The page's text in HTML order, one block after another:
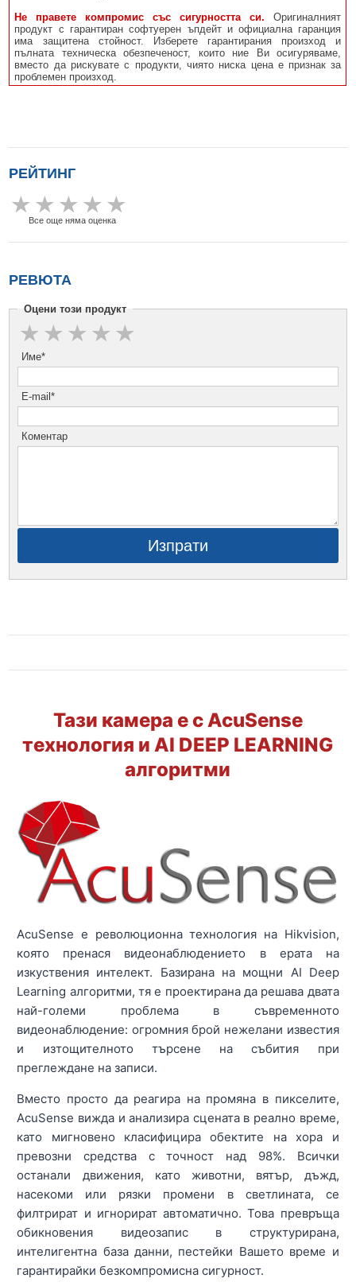
Не правете компромис със сигурността си. Оригиналният
продукт с гарантиран софтуерен ъпдейт и официална гаранция
има защитена стойност. Изберете гарантирания произход и
пълната техническа обезпеченост, които ние Ви осигуряваме,
вместо да рискувате с продукти, чиято ниска цена е признак за
проблемен произход.
РЕЙТИНГ
Все още няма оценка
РЕВЮТА
Оцени този продукт
Име*
E-mail*
Коментар
Изпрати
Тази камера е с AcuSense
технология и AI DEEP LEARNING
алгоритми
AcuSense е революционна технология на Hikvision,
която пренася видеонаблюдението в ерата на
изкуствения интелект. Базирана на мощни AI Deep
Learning алгоритми, тя е проектирана да решава двата
най-големи проблема в съвременното
видеонаблюдение: огромния брой нежелани известия
и изтощителното търсене на събития при
преглеждане на записи.
Вместо просто да реагира на промяна в пикселите,
AcuSense вижда и анализира сцената в реално време,
като мигновено класифицира обектите на хора и
превозни средства с точност над 98%. Всички
останали движения, като животни, вятър, дъжд,
насекоми или рязки промени в светлината, се
филтрират и игнорират автоматично. Това превръща
обикновения видеозапис в структурирана,
интелигентна база данни, пестейки Вашето време и
гарантирайки безкомпромисна сигурност.